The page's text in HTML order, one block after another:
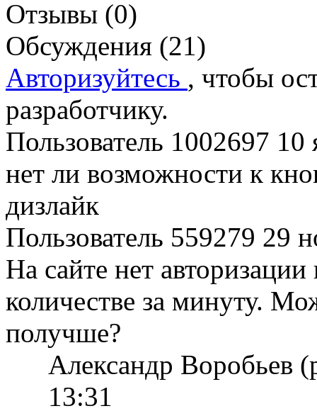
Отзывы (0)
Обсуждения (21)
Авторизуйтесь , чтобы
разработчику.
Пользователь 1002697 10
нет ли возможности к
дизлайк
Пользователь 559279 29
На сайте нет
количестве за минуту.
получше?
Александр Воробьев
13:31